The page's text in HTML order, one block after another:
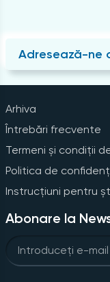
Adresează-ne
Arhiva
Întrebări frecvente
Termeni și condiții
Politica de
Instrucțiuni pentru
Abonare la